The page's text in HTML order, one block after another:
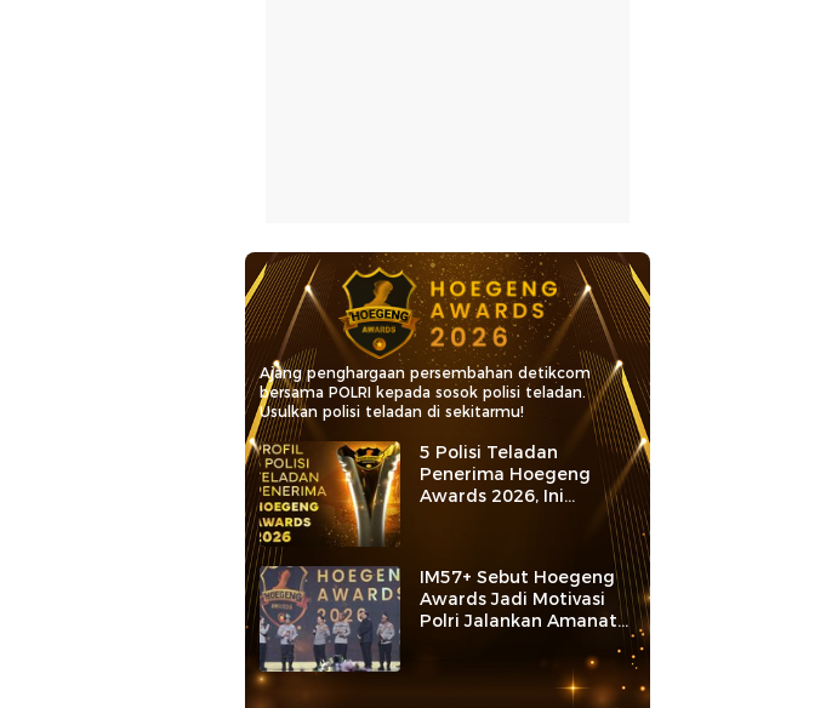
Ajang penghargaan persembahan detikcom
bersama POLRI kepada sosok polisi teladan.
Usulkan polisi teladan di sekitarmu!
5 Polisi Teladan
Penerima Hoegeng
Awards 2026, Ini
Kategori dan Kiprahnya
IM57+ Sebut Hoegeng
Awards Jadi Motivasi
Polri Jalankan Amanat